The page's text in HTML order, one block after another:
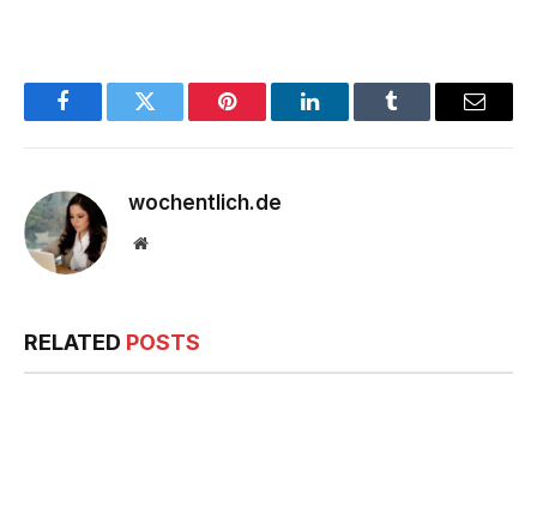
FacebookTwitter Pinterest LinkedInTumblr Email
wochentlich.de
Website
RELATED POSTS